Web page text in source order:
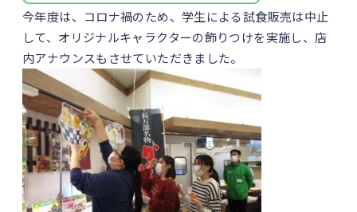
今年度は、コロナ禍のため、学生による試食販売は中止
して、オリジナルキャラクターの飾りつけを実施し、店
内アナウンスもさせていただきました。